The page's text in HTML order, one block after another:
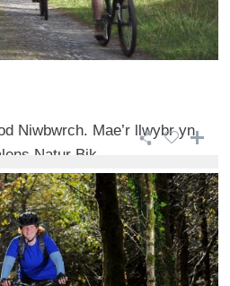
Niwbwrch. Mae’r llwybr yn
Natur Bik ...